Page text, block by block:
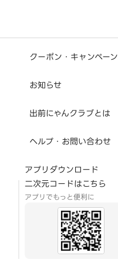
クーポン・キャンペーン
お知らせ
出前にゃんクラブとは
ヘルプ・お問い合わせ
アプリダウンロード
二次元コードはこちら
アプリでもっと便利に